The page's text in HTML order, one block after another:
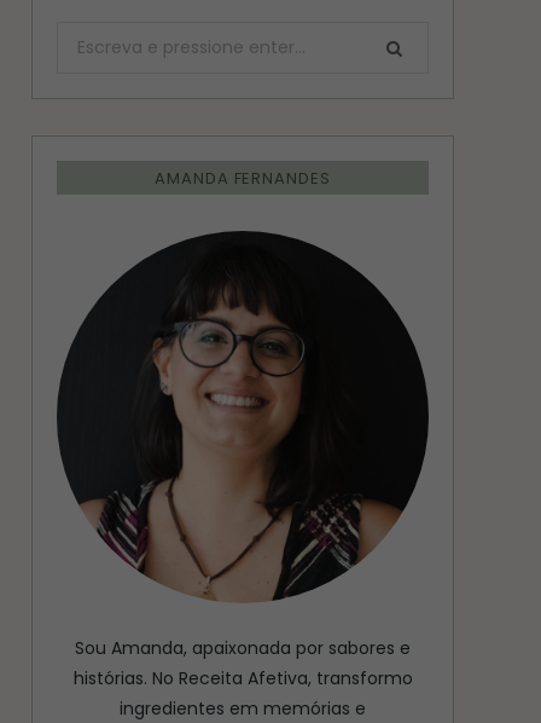
Procurar:
AMANDA FERNANDES
Sou Amanda, apaixonada por sabores e
histórias. No Receita Afetiva, transformo
ingredientes em memórias e